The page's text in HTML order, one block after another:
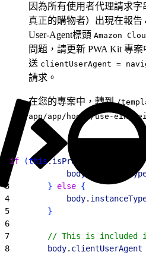
因為所有使用者代理請求
真正的購物者）出現在報
User-Agent標頭 Amazon
問題，請更新 PWA Kit 專
送 clientUserAgent =
請求。
在您的專案中，轉到/
app/app/hooks/use-
if (this.isProduction
            body
3
} else {
4
            body
.
5
}
6
7
// This is included
8
        body
. clientUserAgent